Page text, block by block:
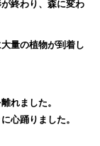
終わり、森に変わ
量の植物が到着し
れました。
心踊りました。